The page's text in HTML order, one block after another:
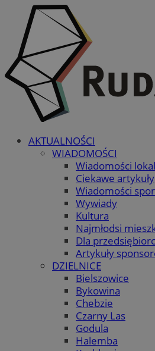
AKTUALNOŚCI
WIADOMOŚCI
Wiadomości
Ciekawe artykuły
Wiadomości
Wywiady
Kultura
Najmłodsi
Dla
Artykuły
DZIELNICE
Bielszowice
Bykowina
Chebzie
Czarny Las
Godula
Halemba